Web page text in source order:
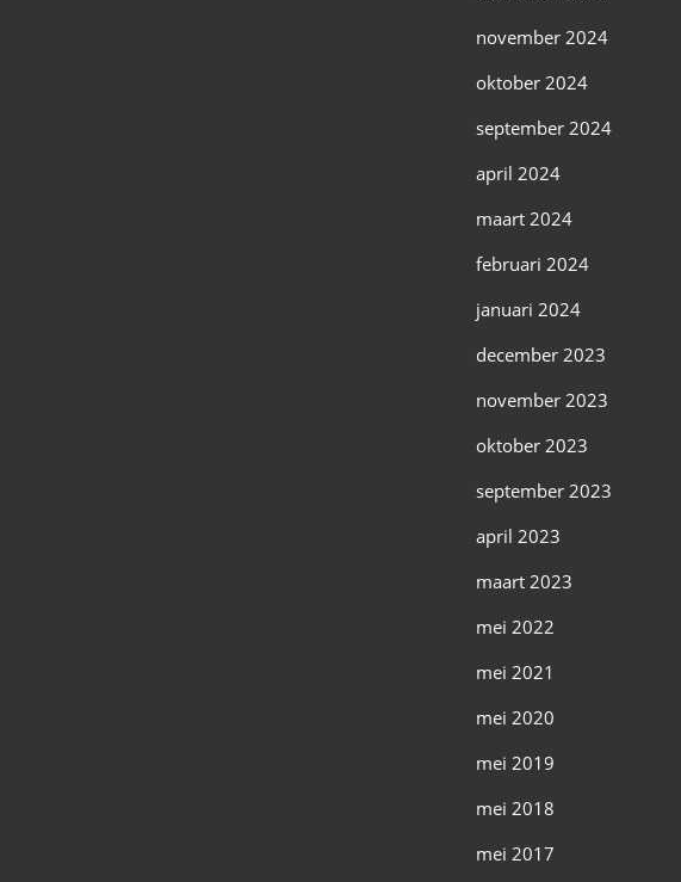
november 2024
oktober 2024
september 2024
april 2024
maart 2024
februari 2024
januari 2024
december 2023
november 2023
oktober 2023
september 2023
april 2023
maart 2023
mei 2022
mei 2021
mei 2020
mei 2019
mei 2018
mei 2017